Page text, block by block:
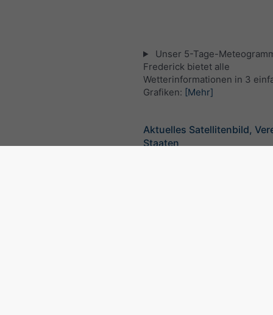
Unser 5-Tage-
Frederick bietet alle
Wetterinformationen in 3
Grafiken: [Mehr]
Aktuelles Satellitenbild,
Staaten